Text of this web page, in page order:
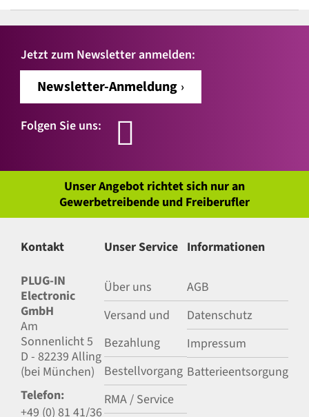
Jetzt zum Newsletter anmelden:
Newsletter-Anmeldung
Folgen Sie uns:
Unser Angebot richtet sich nur an
Gewerbetreibende und Freiberufler
Kontakt
PLUG-IN
Electronic
GmbH
Am
Sonnenlicht 5
D - 82239 Alling
(bei München)
Telefon:
+49 (0) 81 41/36
Unser Service
Über uns
Versand und
Bezahlung
Bestellvorgang
RMA / Service
Informationen
AGB
Datenschutz
Impressum
Batterieentsorgung